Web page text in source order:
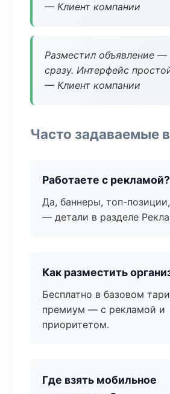
— Клиент компании
Разместил объявление —
сразу. Интерфейс
— Клиент компании
Часто задаваемые
Работаете с рекламой?
Да, баннеры, топ-
— детали в разделе
Как разместить
Бесплатно в базовом
премиум — с рекламой и
приоритетом.
Где взять мобильное